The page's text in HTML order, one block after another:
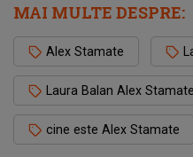
MAI MULTE DESPRE:
Alex Stamate
Laura Balan Alex Stamate
cine este Alex Stamate